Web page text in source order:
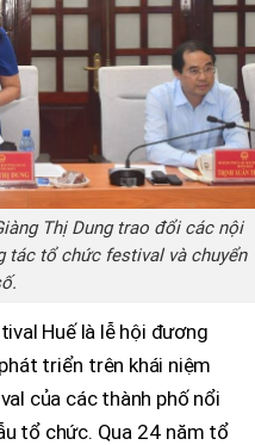
Thị Dung trao đổi các nội
tác tổ chức festival và chuyển
Huế là lễ hội đương
triển trên khái niệm
của các thành phố nổi
tổ chức. Qua 24 năm tổ